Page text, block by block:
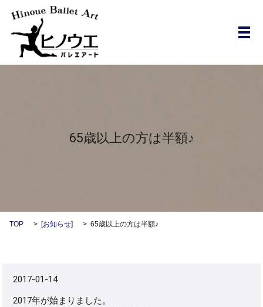
メ
65歳以上の方は半額♪
TOP [お知らせ] 65歳以上の方は半額♪
2017-01-14
2017年が始まりました。